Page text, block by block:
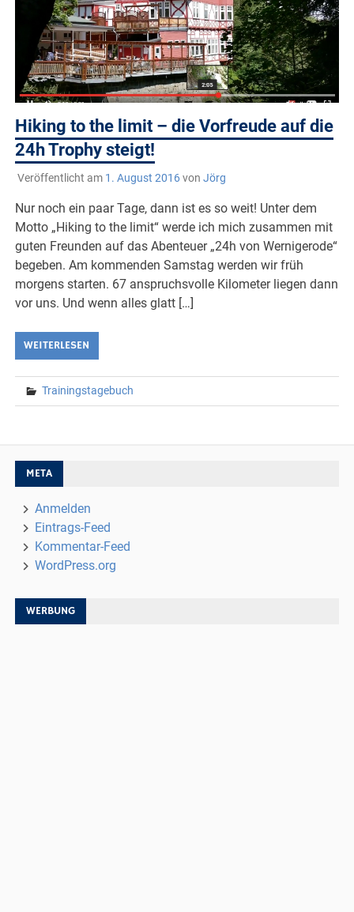
Hiking to the limit – die Vorfreude auf die
24h Trophy steigt!
Veröffentlicht am 1. August 2016von Jörg
Nur noch ein paar Tage, dann ist es so weit! Unter dem
Motto „Hiking to the limit“ werde ich mich zusammen mit
guten Freunden auf das Abenteuer „24h von Wernigerode“
begeben. Am kommenden Samstag werden wir früh
morgens starten. 67 anspruchsvolle Kilometer liegen dann
vor uns. Und wenn alles glatt […]
WEITERLESEN
Trainingstagebuch
META
Anmelden
Eintrags-Feed
Kommentar-Feed
WordPress.org
WERBUNG